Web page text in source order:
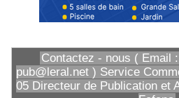
Contactez - nous ( Email
pub@leral.net ) Service
05 Directeur de Publication et